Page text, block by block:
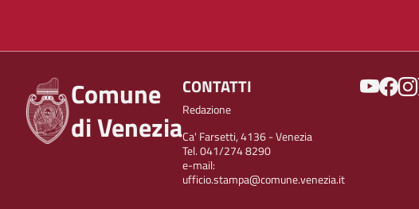
Comune
di Venezia
CONTATTI
Redazione
Ca' Farsetti, 4136 - Venezia
Tel. 041/274 8290
e-mail:
ufficio.stampa@comune.venezia.it